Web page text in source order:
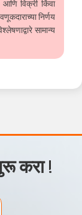
विक्री किंवा
निर्णय
सामान्य
करा!